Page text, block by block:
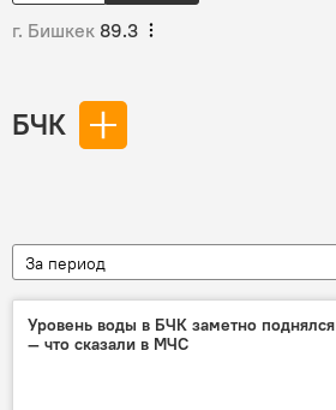
г. Бишкек 89.3
БЧК
За период
Уровень воды в БЧК заметно поднялся
— что сказали в МЧС